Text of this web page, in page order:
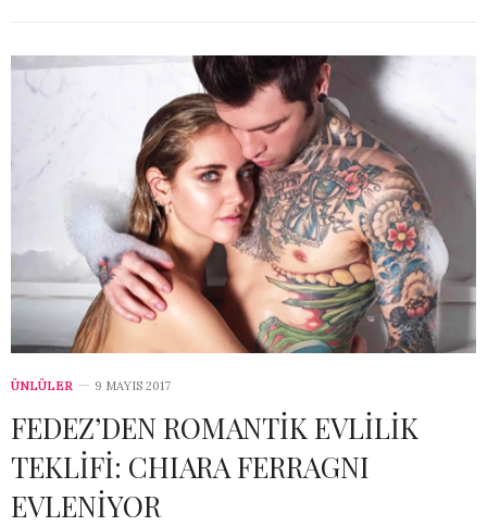
ÜNLÜLER 9 MAYIS 2017
FEDEZ’DEN ROMANTİK EVLİLİK
TEKLİFİ: CHIARA FERRAGNI
EVLENİYOR